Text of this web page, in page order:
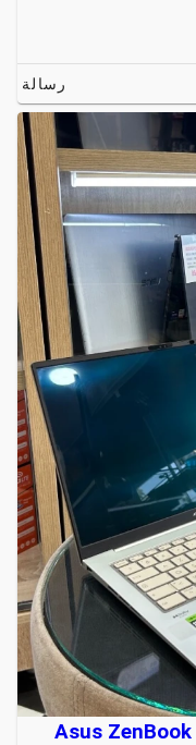
رسالة
Asus